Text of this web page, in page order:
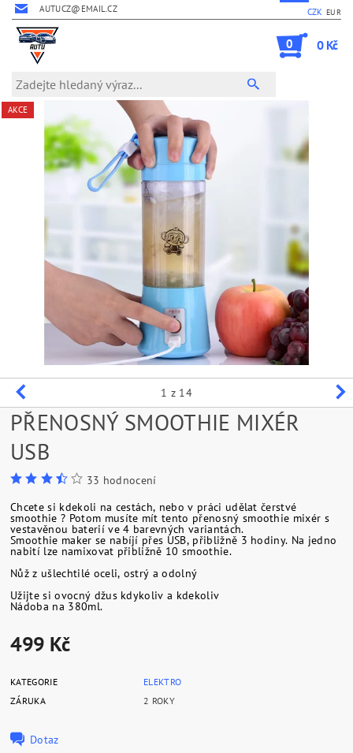
AUTUCZ@EMAIL.CZ CZK EUR
0 0 Kč
AKCE
1 z 14
PŘENOSNÝ SMOOTHIE MIXÉR
USB
33 hodnocení
Chcete si kdekoli na cestách, nebo v práci udělat čerstvé
smoothie ? Potom musíte mít tento přenosný smoothie mixér s
vestavěnou baterií ve 4 barevných variantách.
Smoothie maker se nabíjí přes USB, přibližně 3 hodiny. Na jedno
nabití lze namixovat přibližně 10 smoothie.
Nůž z ušlechtilé oceli, ostrý a odolný
Užijte si ovocný džus kdykoliv a kdekoliv
Nádoba na 380ml.
499 Kč
KATEGORIE
ELEKTRO
ZÁRUKA
2 ROKY
Dotaz